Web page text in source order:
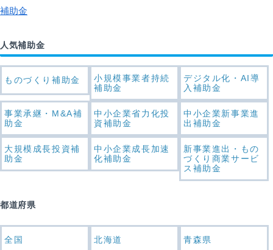
補助金
人気補助金
ものづくり補助金
小規模事業者持続
補助金
デジタル化・AI導
入補助金
事業承継・M&A補
助金
中小企業省力化投
資補助金
中小企業新事業進
出補助金
大規模成長投資補
助金
中小企業成長加速
化補助金
新事業進出・もの
づくり商業サービ
ス補助金
都道府県
全国 北海道 青森県